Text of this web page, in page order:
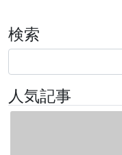
検索
人気記事